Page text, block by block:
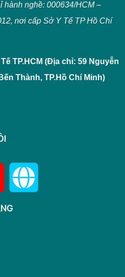
hành nghề: 000634/HCM –
nơi cấp Sở Y Tế TP Hồ Chí
TP.HCM (Địa chỉ: 59 Nguyễn
Thành, TP.Hồ Chí Minh)